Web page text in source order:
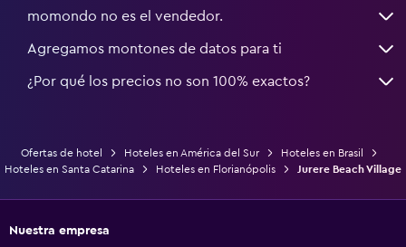
momondo no es el vendedor.
Agregamos montones de datos para ti
¿Por qué los precios no son 100% exactos?
Ofertas de hotel Hoteles en América del Sur
Hoteles en Brasil
Hoteles en Santa Catarina
Hoteles en Florianópolis Jurere Beach Village
Nuestra empresa